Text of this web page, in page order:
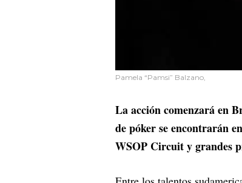
Pamela “Pamsi” Balzano,
La acción comenzará en
de póker se encontrarán
WSOP Circuit y grandes